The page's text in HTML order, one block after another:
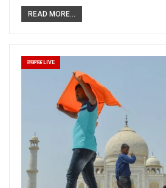
READ MORE...
लखनऊ LIVE